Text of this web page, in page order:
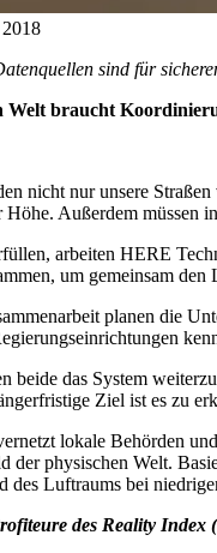
sind für
Welt braucht
nicht nur unsere
Außerdem müssen
arbeiten HERE
um gemeinsam
planen die
beide das System
Ziel ist es zu
lokale Behörden
der physischen Welt.
des Luftraums bei
des Reality Index